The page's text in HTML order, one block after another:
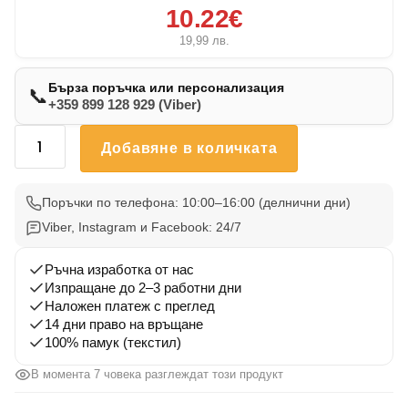
10.22€
19,99 лв.
📞Бърза поръчка или персонализация
+359 899 128 929 (Viber)
количество
Възглавничка
Френски
Булдог
Добавяне в количката
Поръчки по телефона: 10:00–16:00 (делнични дни)
Viber, Instagram и Facebook: 24/7
Ръчна изработка от нас
Изпращане до 2–3 работни дни
Наложен платеж с преглед
14 дни право на връщане
100% памук (текстил)
В момента 7 човека разглеждат този продукт